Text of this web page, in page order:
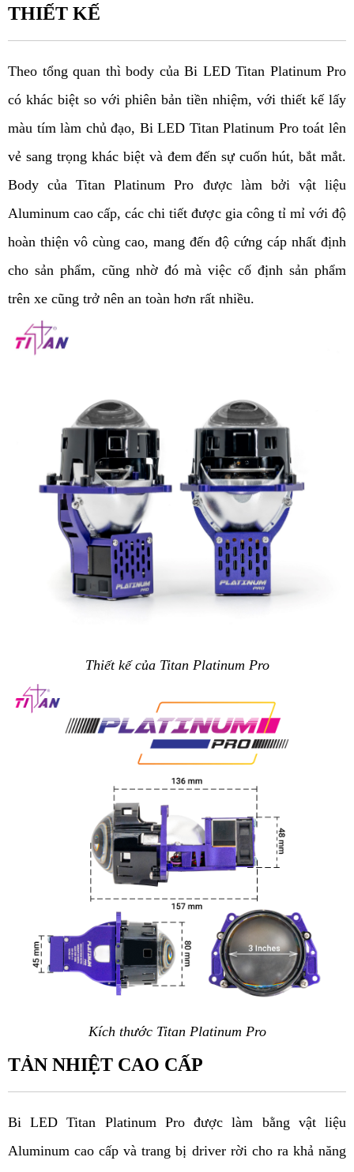
THIẾT KẾ
Theo tổng quan thì body của Bi LED Titan Platinum Pro
có khác biệt so với phiên bản tiền nhiệm, với thiết kế lấy
màu tím làm chủ đạo, Bi LED Titan Platinum Pro toát lên
vẻ sang trọng khác biệt và đem đến sự cuốn hút, bắt mắt.
Body của Titan Platinum Pro được làm bởi vật liệu
Aluminum cao cấp, các chi tiết được gia công tỉ mỉ với độ
hoàn thiện vô cùng cao, mang đến độ cứng cáp nhất định
cho sản phẩm, cũng nhờ đó mà việc cố định sản phẩm
trên xe cũng trở nên an toàn hơn rất nhiều.
Thiết kế của Titan Platinum Pro
Kích thước Titan Platinum Pro
TẢN NHIỆT CAO CẤP
Bi LED Titan Platinum Pro được làm bằng vật liệu
Aluminum cao cấp và trang bị driver rời cho ra khả năng